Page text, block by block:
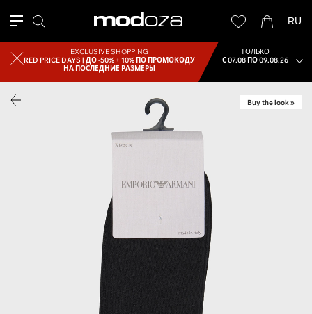
RU
EXCLUSIVE SHOPPING
RED PRICE DAYS |ДО -50% + 10% ПО ПРОМОКОДУ
НА ПОСЛЕДНИЕ РАЗМЕРЫ
ТОЛЬКО
С 07.08 ПО 09.08.26
Buy the look »